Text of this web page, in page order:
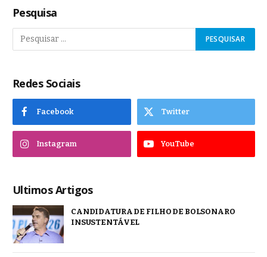
Pesquisa
Redes Sociais
Facebook Twitter
Instagram YouTube
Ultimos Artigos
CANDIDATURA DE FILHO DE BOLSONARO
INSUSTENTÁVEL